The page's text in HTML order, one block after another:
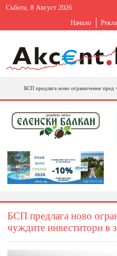
Събота, 8 Август 2026
Начало
БСП предлага ново ограничение пред
БСП предлага ново
чуждите инвеститори в